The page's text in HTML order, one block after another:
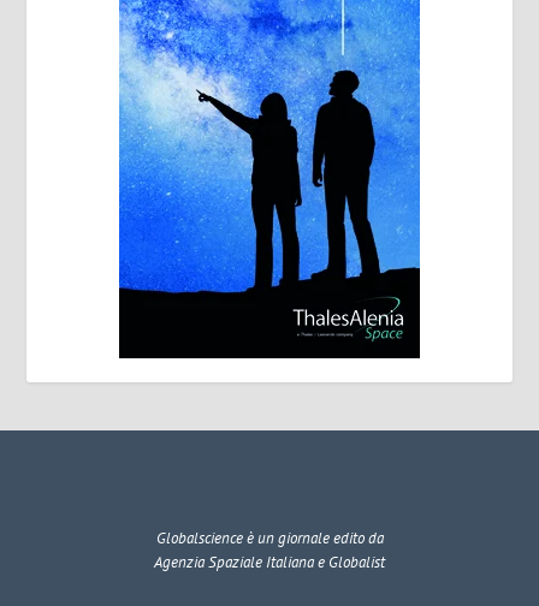
Globalscienceè un giornale edito da
Agenzia Spaziale Italiana e Globalist